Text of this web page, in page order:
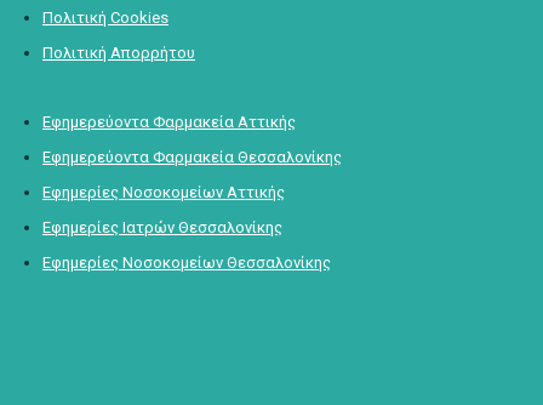
Πολιτική Cookies
Πολιτική Απορρήτου
Εφημερεύοντα Φαρμακεία Αττικής
Εφημερεύοντα Φαρμακεία Θεσσαλονίκης
Εφημερίες Νοσοκομείων Αττικής
Εφημερίες Ιατρών Θεσσαλονίκης
Εφημερίες Νοσοκομείων Θεσσαλονίκης